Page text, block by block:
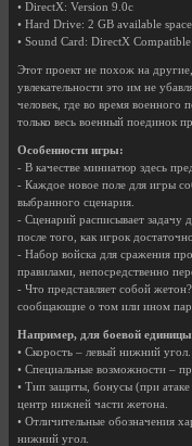
• DirectX: Version 9.0c
• Hard Drive: 2 GB available space
• Sound Card: DirectX Compatible
Этот проект не похож на
увлекательности это им не
человек, где во время военного
только весь военный поединок
Особенности игры:
- В качестве миниатюр здесь
- Каждое новое поле для игры
выбранного сценария.
- Сценарий расписывает задачу
после того, как игрок
- Набор войска для сражения
правилами, непосредственно
- Что представляет собой
сообщающие о том или ином
Например, для боевой
• Скорость – левый нижний угол.
• Специальные возможности –
• Тип защиты, бонусы (при
центр нижней части жетона.
• Отличительные обозначения
нижний угол.